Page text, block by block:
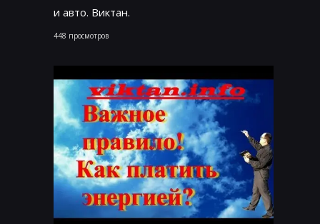
и авто. Виктан.
448 просмотров